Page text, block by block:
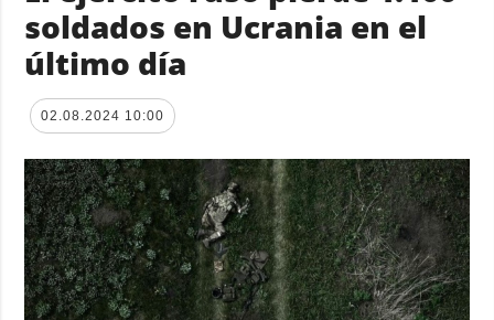
TODAS LAS
CATEGORÍAS
Guerra
Reconstrucción
Política
Economía
Defensa
Sociedad y
Cultura
AGENCIA
servicios
Política de
privacidad y
protección de
datos personales
soldados en Ucrania en el
último día
02.08.2024 10:00